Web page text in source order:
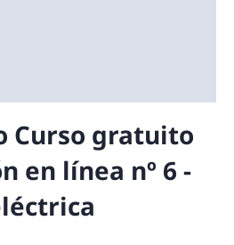
Curso gratuito
en línea nº 6 -